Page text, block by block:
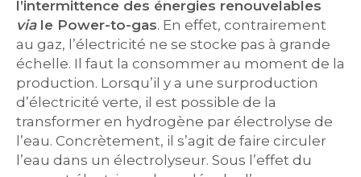
l’intermittence des énergies renouvelables
viale Power-to-gas. En effet, contrairement
au gaz, l’électricité ne se stocke pas à grande
échelle. Il faut la consommer au moment de la
production. Lorsqu’il y a une surproduction
d’électricité verte, il est possible de la
transformer en hydrogène par électrolyse de
l’eau. Concrètement, il s’agit de faire circuler
l’eau dans un électrolyseur. Sous l’effet du